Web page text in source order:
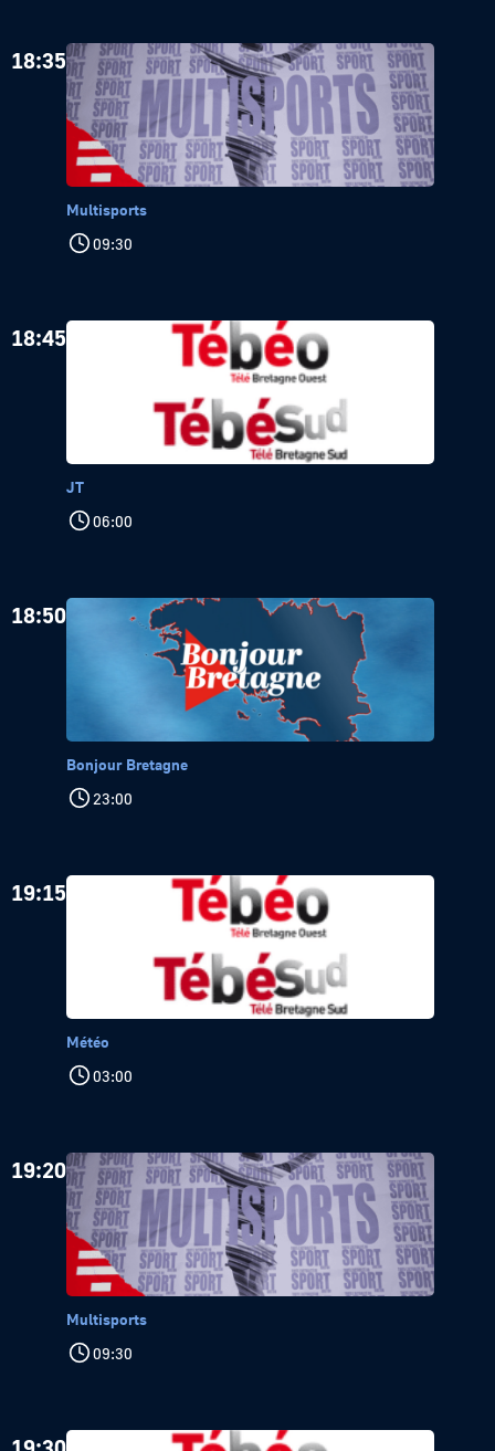
18:35
Multisports
09:30
18:45
JT
06:00
18:50
Bonjour Bretagne
23:00
19:15
Météo
03:00
19:20
Multisports
09:30